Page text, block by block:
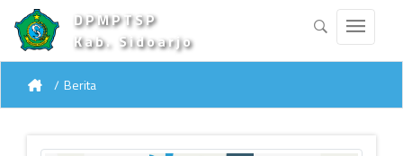
DPMPTSP
Kab. Sidoarjo
Berita